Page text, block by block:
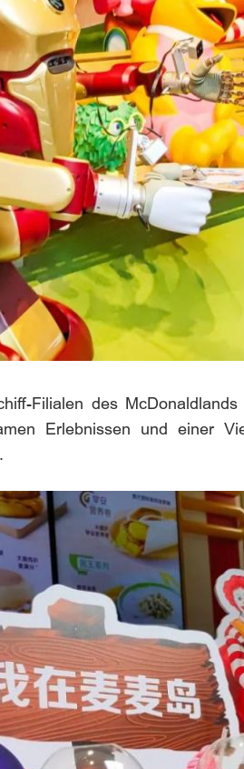
Filialen des
Erlebnissen und einer